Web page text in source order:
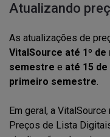
Atualizando
As atualizações de
VitalSource até 1º
semestre e até 15
primeiro semestre.
Em geral, a
Preços de Lista